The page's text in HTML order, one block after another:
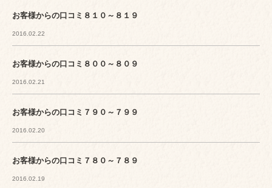
お客様からの口コミ８１０～８１９
2016.02.22
お客様からの口コミ８００～８０９
2016.02.21
お客様からの口コミ７９０～７９９
2016.02.20
お客様からの口コミ７８０～７８９
2016.02.19